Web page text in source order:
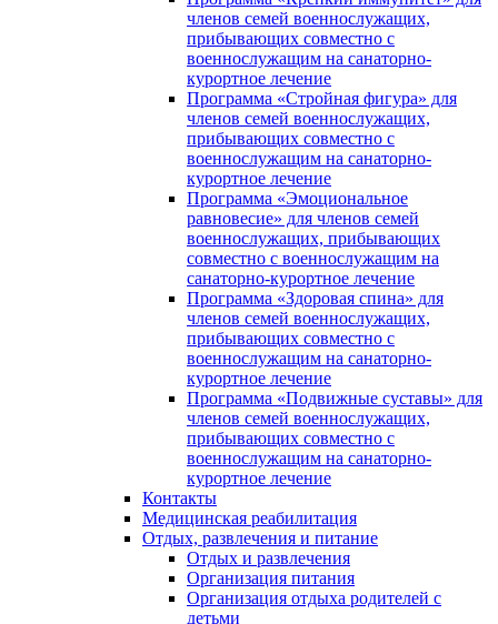
членов семей военнослужащих,
прибывающих совместно с
военнослужащим на санаторно-
курортное лечение
Программа «Стройная фигура» для
членов семей военнослужащих,
прибывающих совместно с
военнослужащим на санаторно-
курортное лечение
Программа «Эмоциональное
равновесие» для членов семей
военнослужащих, прибывающих
совместно с военнослужащим на
санаторно-курортное лечение
Программа «Здоровая спина» для
членов семей военнослужащих,
прибывающих совместно с
военнослужащим на санаторно-
курортное лечение
Программа «Подвижные суставы» для
членов семей военнослужащих,
прибывающих совместно с
военнослужащим на санаторно-
курортное лечение
Контакты
Медицинская реабилитация
Отдых, развлечения и питание
Отдых и развлечения
Организация питания
Организация отдыха родителей с
детьми